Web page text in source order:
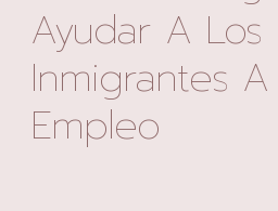
Ayudar A Los
Inmigrantes
Empleo